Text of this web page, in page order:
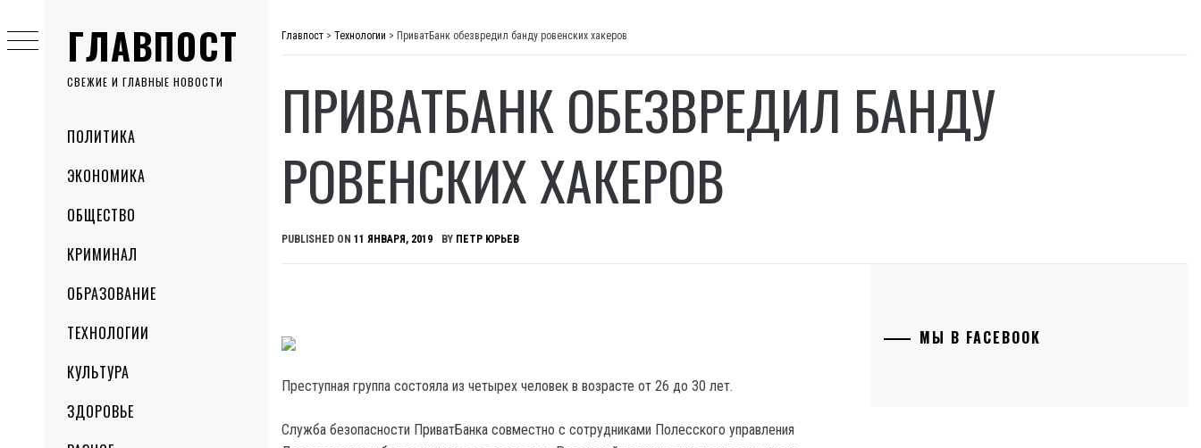
ГЛАВПОСТ
СВЕЖИЕ И ГЛАВНЫЕ НОВОСТИ
MenuПОЛИТИКА
ЭКОНОМИКА
ОБЩЕСТВО
КРИМИНАЛ
ОБРАЗОВАНИЕ
ТЕХНОЛОГИИ
КУЛЬТУРА
ЗДОРОВЬЕ
to
content
Главпост > Технологии > ПриватБанк обезвредил банду ровенских хакеров
ПРИВАТБАНК ОБЕЗВРЕДИЛ БАНДУ
РОВЕНСКИХ ХАКЕРОВ
PUBLISHED ON 11 ЯНВАРЯ, 2019 BY ПЕТР ЮРЬЕВ
Преступная группа состояла из четырех человек в возрасте от 26 до 30 лет.
Служба безопасности ПриватБанка совместно с сотрудниками Полесского управления
МЫ В FACEBOOK